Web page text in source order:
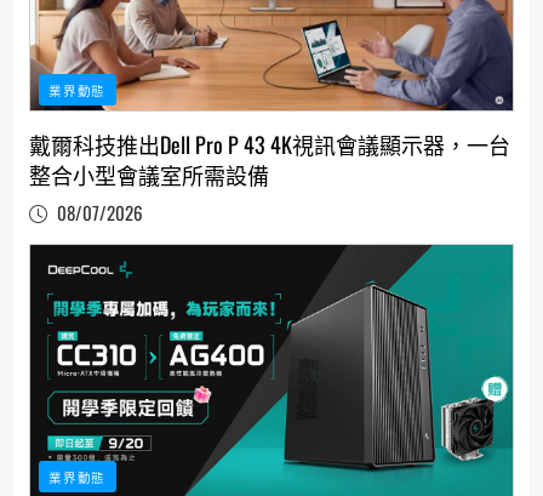
業界動態
戴爾科技推出Dell Pro P 43 4K視訊會議顯示器，一台
整合小型會議室所需設備
08/07/2026
業界動態